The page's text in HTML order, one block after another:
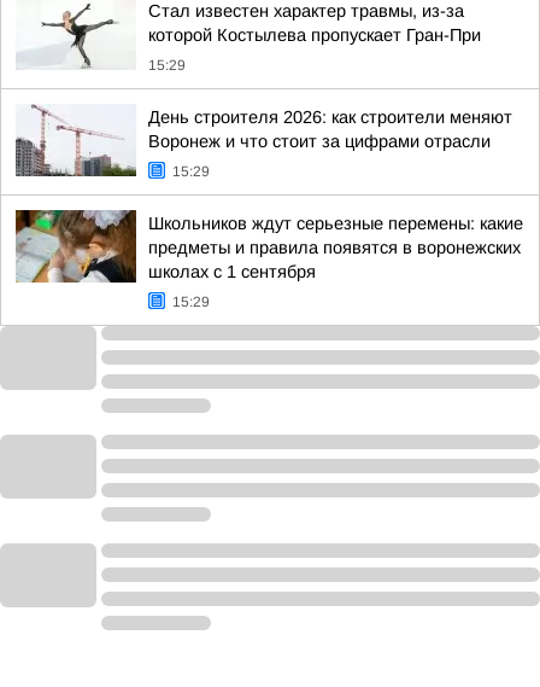
Стал известен характер травмы, из-за
которой Костылева пропускает Гран-При
15:29
День строителя 2026: как строители меняют
Воронеж и что стоит за цифрами отрасли
15:29
Школьников ждут серьезные перемены: какие
предметы и правила появятся в воронежских
школах с 1 сентября
15:29